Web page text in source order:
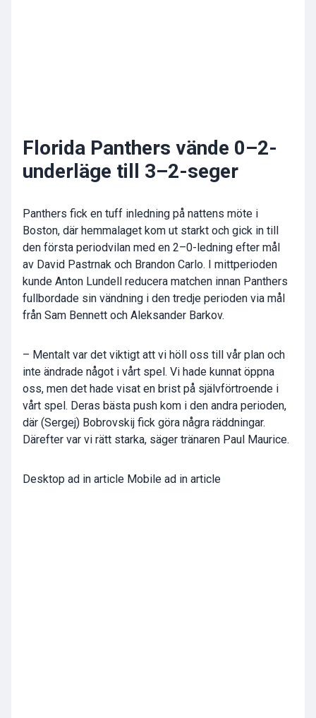
Florida Panthers vände 0–2-
underläge till 3–2-seger
Panthers fick en tuff inledning på nattens möte i
Boston, där hemmalaget kom ut starkt och gick in till
den första periodvilan med en 2–0-ledning efter mål
av David Pastrnak och Brandon Carlo. I mittperioden
kunde Anton Lundell
reducera matchen innan Panthers
fullbordade sin vändning i den tredje perioden via mål
från Sam Bennett och Aleksander Barkov.
– Mentalt var det viktigt att vi höll oss till vår plan och
inte ändrade något i vårt spel. Vi hade kunnat öppna
oss, men det hade visat en brist på självförtroende i
vårt spel. Deras bästa push kom i den andra perioden,
där (Sergej) Bobrovskij fick göra några räddningar.
Därefter var vi rätt starka, säger tränaren Paul Maurice.
Desktop ad in article Mobile ad in article